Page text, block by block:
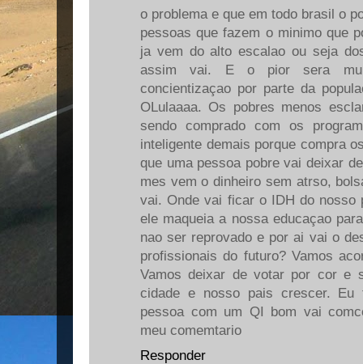
o problema e que em todo brasil o
pessoas que fazem o minimo que
ja vem do alto escalao ou seja
assim vai. E o pior sera
concientizaçao por parte da
OLulaaaa. Os pobres menos
sendo comprado com os
inteligente demais porque compra
que uma pessoa pobre vai deixar
mes vem o dinheiro sem atrso,
vai. Onde vai ficar o IDH do nosso
ele maqueia a nossa educaçao
nao ser reprovado e por ai vai o
profissionais do futuro? Vamos
Vamos deixar de votar por cor e
cidade e nosso pais crescer. Eu
pessoa com um QI bom vai
meu comemtario
Responder